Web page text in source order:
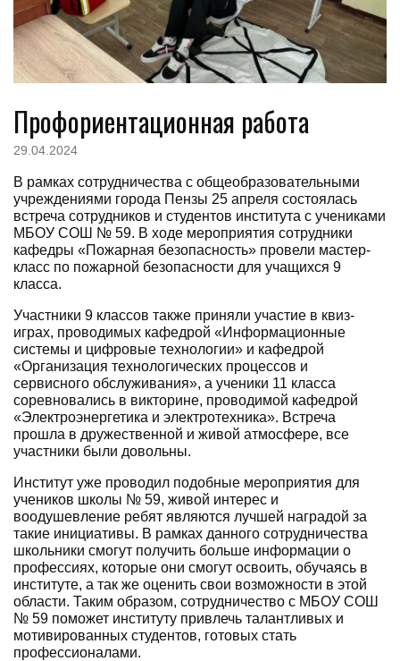
Профориентационная работа
29.04.2024
В рамках сотрудничества с общеобразовательными
учреждениями города Пензы 25 апреля состоялась
встреча сотрудников и студентов института с учениками
МБОУ СОШ № 59. В ходе мероприятия сотрудники
кафедры «Пожарная безопасность» провели мастер-
класс по пожарной безопасности для учащихся 9
класса.
Участники 9 классов также приняли участие в квиз-
играх, проводимых кафедрой «Информационные
системы и цифровые технологии» и кафедрой
«Организация технологических процессов и
сервисного обслуживания», а ученики 11 класса
соревновались в викторине, проводимой кафедрой
«Электроэнергетика и электротехника». Встреча
прошла в дружественной и живой атмосфере, все
участники были довольны.
Институт уже проводил подобные мероприятия для
учеников школы № 59, живой интерес и
воодушевление ребят являются лучшей наградой за
такие инициативы. В рамках данного сотрудничества
школьники смогут получить больше информации о
профессиях, которые они смогут освоить, обучаясь в
институте, а так же оценить свои возможности в этой
области. Таким образом, сотрудничество с МБОУ СОШ
№ 59 поможет институту привлечь талантливых и
мотивированных студентов, готовых стать
профессионалами.